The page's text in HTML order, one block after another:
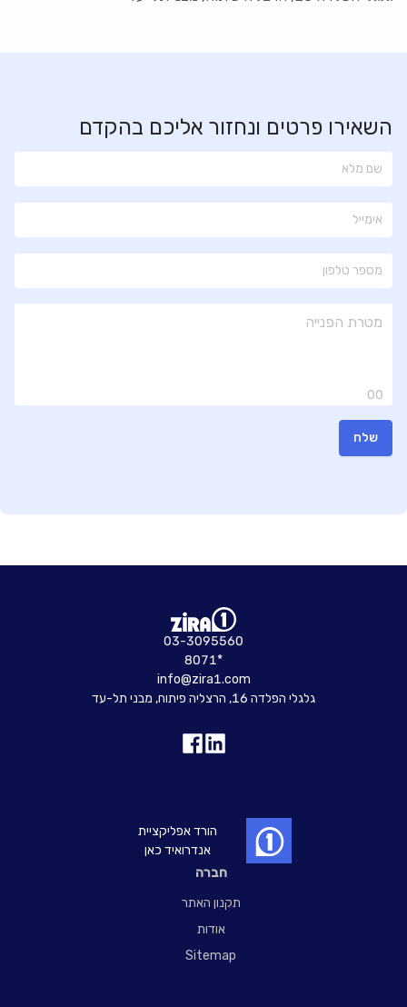
השאירו פרטים ונחזור אליכם בהקדם
00
שלח
חברה
תקנון האתר
אודות
Sitemap
03-3095560
8071*
info@zira1.com
גלגלי הפלדה 16, הרצליה פיתוח, מבני תל-עד
הורד אפליקציית
אנדרואיד כאן